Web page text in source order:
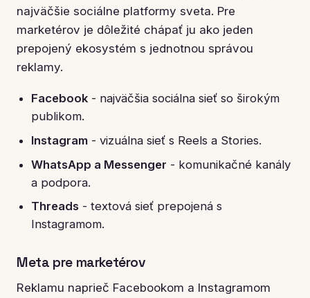
najväčšie sociálne platformy sveta. Pre
marketérov je dôležité chápať ju ako jeden
prepojený ekosystém s jednotnou správou
reklamy.
Facebook- najväčšia sociálna sieť so širokým
publikom.
Instagram- vizuálna sieť s Reels a Stories.
WhatsApp a Messenger - komunikačné kanály
a podpora.
Threads- textová sieť prepojená s
Instagramom.
Meta pre marketérov
Reklamu naprieč Facebookom a Instagramom